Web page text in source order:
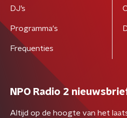
DJ’s
Programma's
Frequenties
NPO Radio 2
Altijd op de hoogte van het